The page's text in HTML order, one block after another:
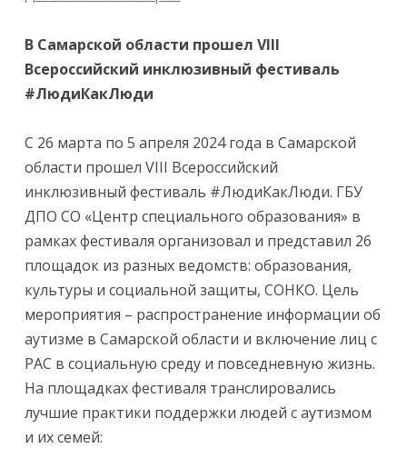
В Самарской области прошел VIII
Всероссийский инклюзивный фестиваль
#ЛюдиКакЛюди
С 26 марта по 5 апреля 2024 года в Самарской
области прошел VIII Всероссийский
инклюзивный фестиваль #ЛюдиКакЛюди. ГБУ
ДПО СО «Центр специального образования» в
рамках фестиваля организовал и представил 26
площадок из разных ведомств: образования,
культуры и социальной защиты, СОНКО. Цель
мероприятия – распространение информации об
аутизме в Самарской области и включение лиц с
РАС в социальную среду и повседневную жизнь.
На площадках фестиваля транслировались
лучшие практики поддержки людей с аутизмом
и их семей: